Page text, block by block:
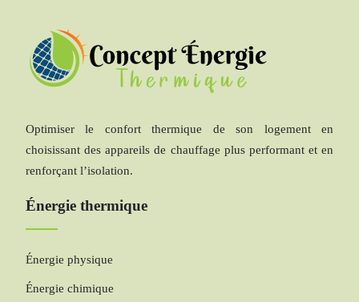
Optimiser le confort thermique de son logement en
choisissant des appareils de chauffage plus performant et en
renforçant l’isolation.
Énergie thermique
Énergie physique
Énergie chimique